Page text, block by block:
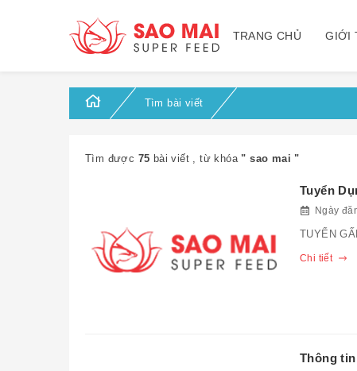
TRANG CHỦ GIỚI
Tìm bài viết
Tìm được 75 bài viết , từ khóa " sao mai "
Tuyển
Ngày
TUYỂN
Chi tiết
Thông